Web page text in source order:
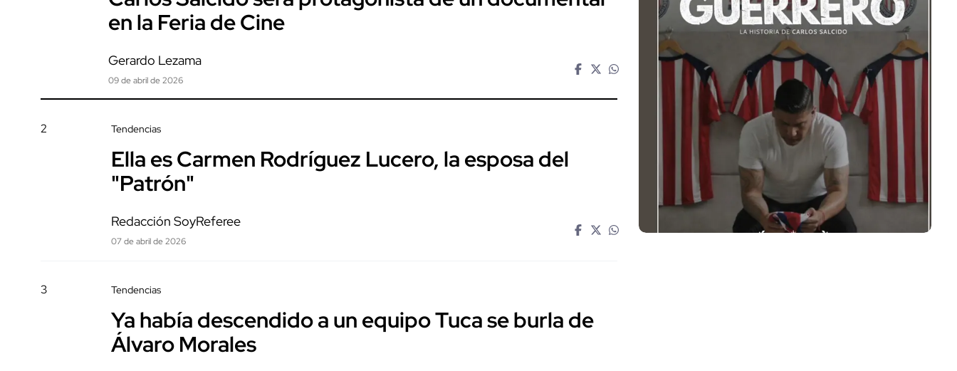
en la Feria de Cine
Gerardo Lezama
09 de abril de 2026
2 Tendencias
Ella es Carmen Rodríguez Lucero, la esposa del
"Patrón"
Redacción SoyReferee
07 de abril de 2026
3 Tendencias
Ya había descendido a un equipo Tuca se burla de
Álvaro Morales